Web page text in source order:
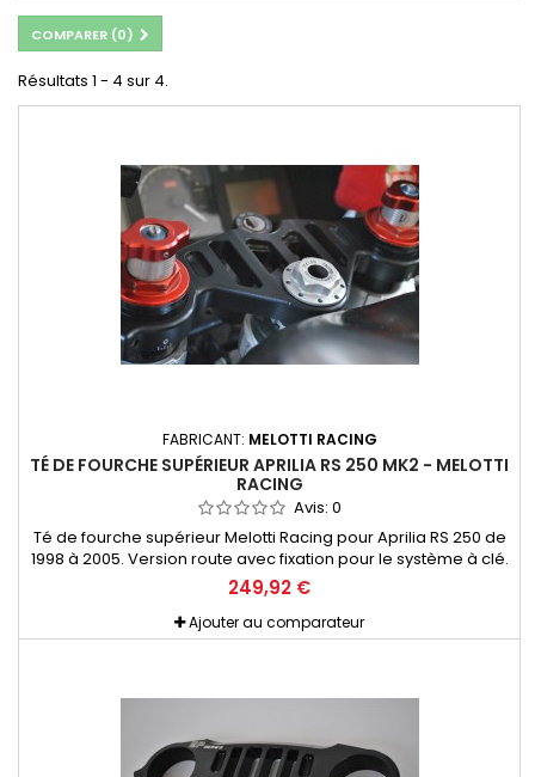
COMPARER (0)
Résultats 1 - 4 sur 4.
FABRICANT: MELOTTI RACING
TÉ DE FOURCHE SUPÉRIEUR APRILIA RS 250 MK2 - MELOTTI
RACING
Avis: 0
Té de fourche supérieur Melotti Racing pour Aprilia RS 250 de
1998 à 2005. Version route avec fixation pour le système à clé.
Taillé dans la masse (CNC) Aluminium anodisation dure.
249,92 €
Ajouter au comparateur